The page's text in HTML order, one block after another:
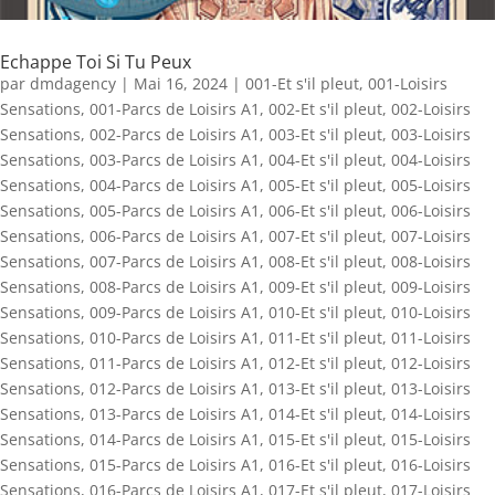
Echappe Toi Si Tu Peux
par dmdagency | Mai 16, 2024 | 001-Et s'il pleut, 001-Loisirs
Sensations, 001-Parcs de Loisirs A1 , 002-Et s'il pleut, 002-Loisirs
Sensations, 002-Parcs de Loisirs A1 , 003-Et s'il pleut, 003-Loisirs
Sensations, 003-Parcs de Loisirs A1 , 004-Et s'il pleut, 004-Loisirs
Sensations, 004-Parcs de Loisirs A1 , 005-Et s'il pleut, 005-Loisirs
Sensations, 005-Parcs de Loisirs A1 , 006-Et s'il pleut, 006-Loisirs
Sensations, 006-Parcs de Loisirs A1 , 007-Et s'il pleut, 007-Loisirs
Sensations, 007-Parcs de Loisirs A1 , 008-Et s'il pleut, 008-Loisirs
Sensations, 008-Parcs de Loisirs A1 , 009-Et s'il pleut, 009-Loisirs
Sensations, 009-Parcs de Loisirs A1 , 010-Et s'il pleut, 010-Loisirs
Sensations, 010-Parcs de Loisirs A1 , 011-Et s'il pleut, 011-Loisirs
Sensations, 011-Parcs de Loisirs A1 , 012-Et s'il pleut, 012-Loisirs
Sensations, 012-Parcs de Loisirs A1 , 013-Et s'il pleut, 013-Loisirs
Sensations, 013-Parcs de Loisirs A1 , 014-Et s'il pleut, 014-Loisirs
Sensations, 014-Parcs de Loisirs A1 , 015-Et s'il pleut, 015-Loisirs
Sensations, 015-Parcs de Loisirs A1 , 016-Et s'il pleut, 016-Loisirs
Sensations, 016-Parcs de Loisirs A1 , 017-Et s'il pleut, 017-Loisirs